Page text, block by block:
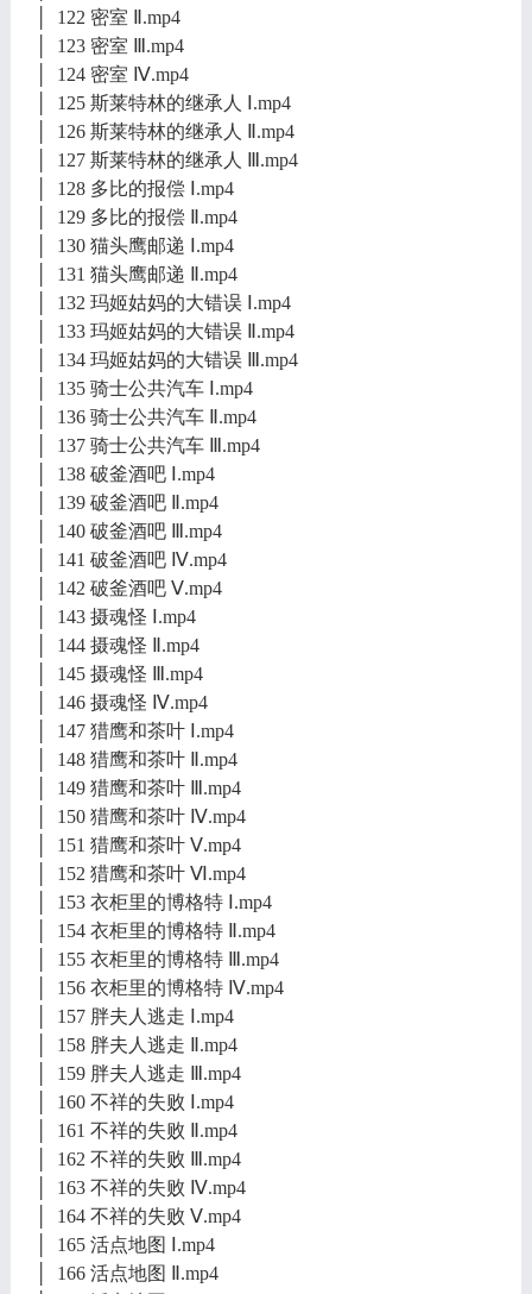
│ 122 密室 Ⅱ.mp4
│ 123 密室 Ⅲ.mp4
│ 124 密室 Ⅳ.mp4
│ 125 斯莱特林的继承人 Ⅰ.mp4
│ 126 斯莱特林的继承人 Ⅱ.mp4
│ 127 斯莱特林的继承人 Ⅲ.mp4
│ 128 多比的报偿 Ⅰ.mp4
│ 129 多比的报偿 Ⅱ.mp4
│ 130 猫头鹰邮递 Ⅰ.mp4
│ 131 猫头鹰邮递 Ⅱ.mp4
│ 132 玛姬姑妈的大错误 Ⅰ.mp4
│ 133 玛姬姑妈的大错误 Ⅱ.mp4
│ 134 玛姬姑妈的大错误 Ⅲ.mp4
│ 135 骑士公共汽车 Ⅰ.mp4
│ 136 骑士公共汽车 Ⅱ.mp4
│ 137 骑士公共汽车 Ⅲ.mp4
│ 138 破釜酒吧 Ⅰ.mp4
│ 139 破釜酒吧 Ⅱ.mp4
│ 140 破釜酒吧 Ⅲ.mp4
│ 141 破釜酒吧 Ⅳ.mp4
│ 142 破釜酒吧 Ⅴ.mp4
│ 143 摄魂怪 Ⅰ.mp4
│ 144 摄魂怪 Ⅱ.mp4
│ 145 摄魂怪 Ⅲ.mp4
│ 146 摄魂怪 Ⅳ.mp4
│ 147 猎鹰和茶叶 Ⅰ.mp4
│ 148 猎鹰和茶叶 Ⅱ.mp4
│ 149 猎鹰和茶叶 Ⅲ.mp4
│ 150 猎鹰和茶叶 Ⅳ.mp4
│ 151 猎鹰和茶叶 Ⅴ.mp4
│ 152 猎鹰和茶叶 Ⅵ.mp4
│ 153 衣柜里的博格特 Ⅰ.mp4
│ 154 衣柜里的博格特 Ⅱ.mp4
│ 155 衣柜里的博格特 Ⅲ.mp4
│ 156 衣柜里的博格特 Ⅳ.mp4
│ 157 胖夫人逃走 Ⅰ.mp4
│ 158 胖夫人逃走 Ⅱ.mp4
│ 159 胖夫人逃走 Ⅲ.mp4
│ 160 不祥的失败 Ⅰ.mp4
│ 161 不祥的失败 Ⅱ.mp4
│ 162 不祥的失败 Ⅲ.mp4
│ 163 不祥的失败 Ⅳ.mp4
│ 164 不祥的失败 Ⅴ.mp4
│ 165 活点地图 Ⅰ.mp4
│ 166 活点地图 Ⅱ.mp4